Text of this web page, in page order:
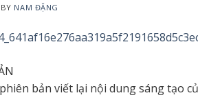
NAM ĐẶNG
bản viết lại nội dung sáng tạo